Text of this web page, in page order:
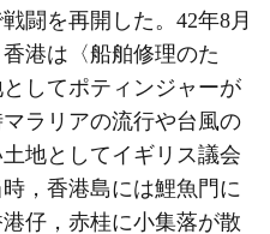
闘を再開した。42年8月
港は〈船舶修理のた
してポティンジャーが
ラリアの流行や台風の
地としてイギリス議会
，香港島には鯉魚門に
仔，赤桂に小集落が散